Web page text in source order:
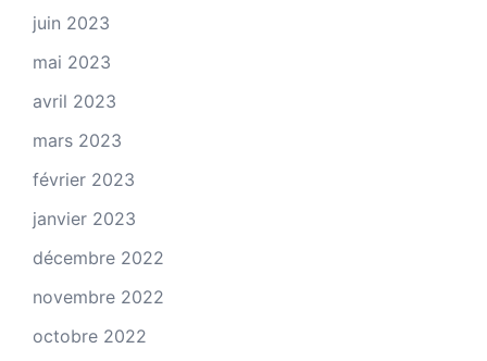
juin 2023
mai 2023
avril 2023
mars 2023
février 2023
janvier 2023
décembre 2022
novembre 2022
octobre 2022